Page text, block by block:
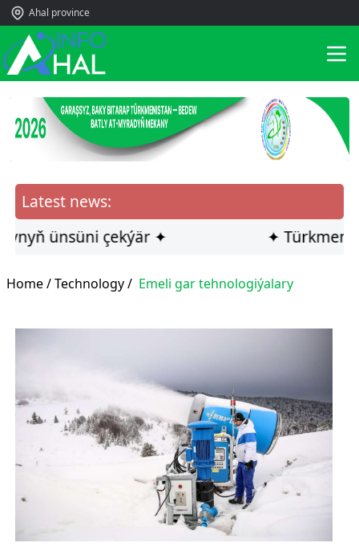
Ahal province
Latest news:
ünsüni çekýär ✦
✦ Türkmen
Home /Technology/ Emeli gar tehnologiýalary